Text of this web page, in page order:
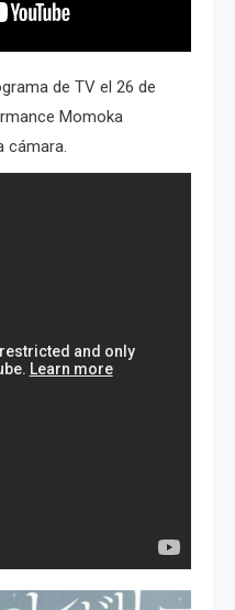
de TV el 26 de
Momoka
cámara.